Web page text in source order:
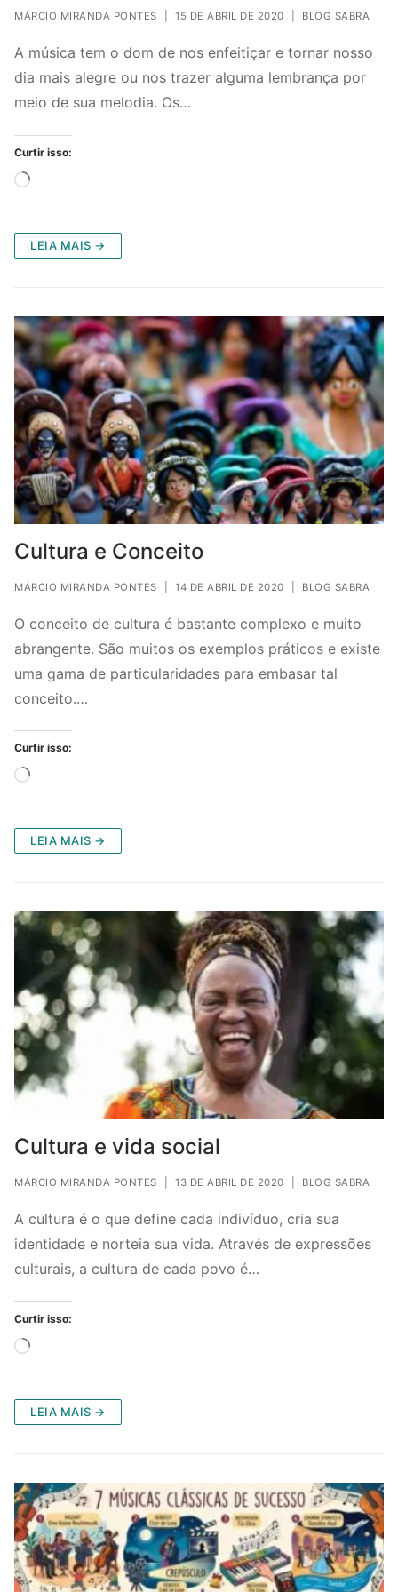
MÁRCIO MIRANDA PONTES 15 DE ABRIL DE 2020 BLOG SABRA
A música tem o dom de nos enfeitiçar e tornar nosso
dia mais alegre ou nos trazer alguma lembrança por
meio de sua melodia. Os…
Curtir isso:
Carregando...
LEIA MAIS →
Cultura e Conceito
MÁRCIO MIRANDA PONTES 14 DE ABRIL DE 2020 BLOG SABRA
O conceito de cultura é bastante complexo e muito
abrangente. São muitos os exemplos práticos e existe
uma gama de particularidades para embasar tal
conceito.…
Curtir isso:
Carregando...
LEIA MAIS →
Cultura e vida social
MÁRCIO MIRANDA PONTES 13 DE ABRIL DE 2020 BLOG SABRA
A cultura é o que define cada indivíduo, cria sua
identidade e norteia sua vida. Através de expressões
culturais, a cultura de cada povo é…
Curtir isso:
Carregando...
LEIA MAIS →